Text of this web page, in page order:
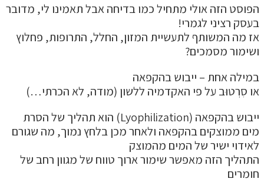
הפוסט הזה אולי מתחיל כמו בדיחה אבל תאמינו לי, מדובר
בעסק רציני לגמרי!
אז מה המשותף לתעשיית המזון, החלל, התרופות, פחלוץ
ושימור מסמכים?
במילה אחת – ייבוש בהקפאה
או סִרְטוּב על פי האקדמיה ללשון (מודה, לא הכרתי…)
ייבוש בהקפאה (Lyophilization) הוא תהליך של הסרת
מים ממוצקים בהקפאה ולאחר מכן בלחץ נמוך, מה שגורם
לאידוי ישיר של המים מהמוצק
התהליך הזה מאפשר שימור ארוך טווח של מגוון רחב של
חומרים